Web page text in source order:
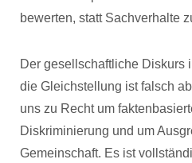
bewerten, statt Sachverhalte
Der gesellschaftliche Diskurs
die Gleichstellung ist falsch
uns zu Recht um
Diskriminierung und um
Gemeinschaft. Es ist